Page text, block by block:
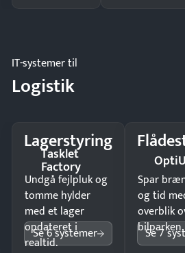
IT-systemer til
Logistik
Lagerstyring
Tasklet
Factory
Undgå fejlpluk og
tomme hylder
med et lager
opdateret i
realtid.
Se 6 systemer
Spar
og tid
overblik
bilparken.
Se 7